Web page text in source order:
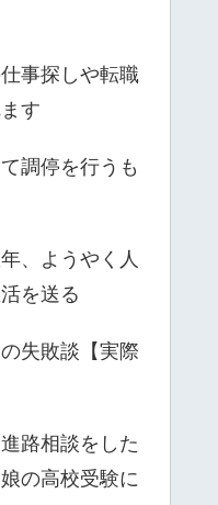
事探しや転職
す
調停を行うも
、ようやく人
を送る
失敗談【実際
路相談をした
の高校受験に